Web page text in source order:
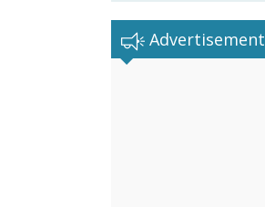
Advertisement